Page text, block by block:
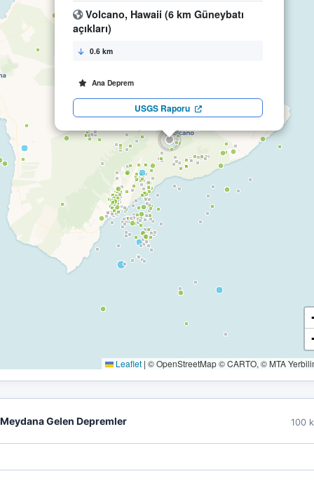
Volcano, Hawaii (6 km Güneybatı
açıkları)
0.6 km
Ana Deprem
USGS Raporu
Leaflet | © OpenStreetMap © CARTO, © MTA
Gelen Depremler 100